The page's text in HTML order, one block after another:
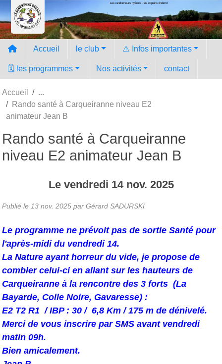
Les randonneurs hyèrois - les copains d'abord
Accueil le club ⚠️ Infos importantes
🗓️ les programmes Nos activités contact
Accueil
Rando santé à Carqueiranne niveau E2
animateur Jean B
Rando santé à Carqueiranne
niveau E2 animateur Jean B
Le vendredi 14 nov. 2025
Publié le 13 nov. 2025 par Gérard SADURSKI
Le programme ne prévoit pas de sortie Santé pour
l'après-midi du vendredi 14.
La Nature ayant horreur du vide, je propose de
combler celui-ci en allant sur les hauteurs de
Carqueiranne à la rencontre des 3 forts (La
Bayarde, Colle Noire, Gavaresse) :
E2 T2 R1 / IBP : 30 / 6,8 Km / 175 m de dénivelé.
Merci de vous inscrire par SMS avant vendredi
matin 09h.
Bien amicalement.
Panneau de gestion des cookies